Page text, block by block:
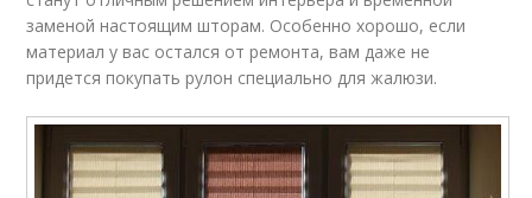
заменой настоящим шторам. Особенно хорошо, если
материал у вас остался от ремонта, вам даже не
придется покупать рулон специально для жалюзи.